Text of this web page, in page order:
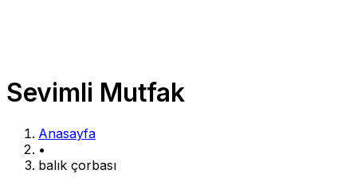
Sevimli Mutfak
Anasayfa
•
balık çorbası